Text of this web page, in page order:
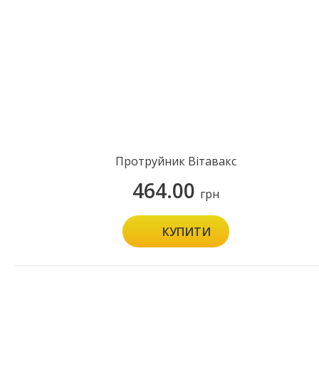
Протруйник Вітавакс
464.00 грн
КУПИТИ